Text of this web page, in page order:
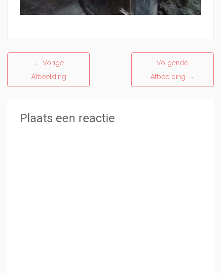
← Vorige
Afbeelding
Volgende
Afbeelding →
Plaats een reactie